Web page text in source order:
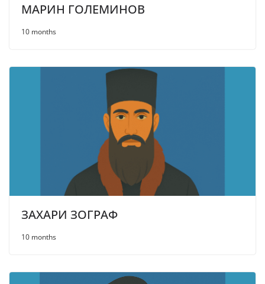
МАРИН ГОЛЕМИНОВ
10 months
ЗАХАРИ ЗОГРАФ
10 months